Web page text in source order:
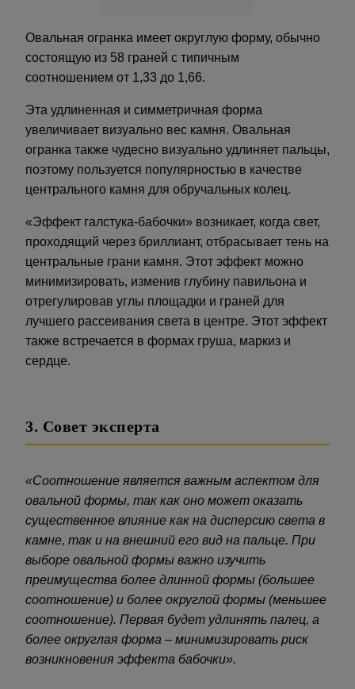
Овальная огранка имеет округлую форму, обычно
состоящую из 58 граней с типичным
соотношением от 1,33 до 1,66.
Эта удлиненная и симметричная форма
увеличивает визуально вес камня. Овальная
огранка также чудесно визуально удлиняет пальцы,
поэтому пользуется популярностью в качестве
центрального камня для обручальных колец.
«Эффект галстука-бабочки» возникает, когда свет,
проходящий через бриллиант, отбрасывает тень на
центральные грани камня. Этот эффект можно
минимизировать, изменив глубину павильона и
отрегулировав углы площадки и граней для
лучшего рассеивания света в центре. Этот эффект
также встречается в формах груша, маркиз и
сердце.
3. Совет эксперта
«Соотношение является важным аспектом для
овальной формы, так как оно может оказать
существенное влияние как на дисперсию света в
камне, так и на внешний его вид на пальце. При
выборе овальной формы важно изучить
преимущества более длинной формы (большее
соотношение) и более округлой формы (меньшее
соотношение). Первая будет удлинять палец, а
более округлая форма – минимизировать риск
возникновения эффекта бабочки».